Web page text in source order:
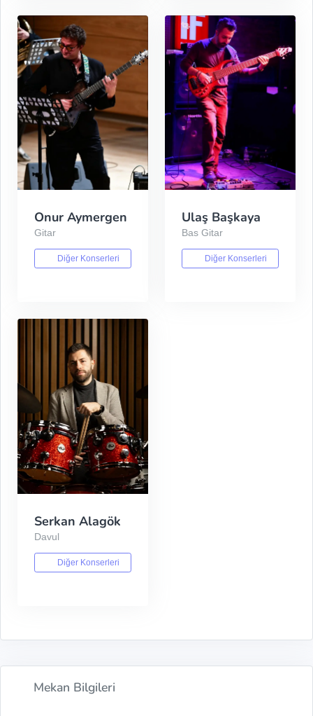
Onur Aymergen
Gitar
Diğer Konserleri
Ulaş Başkaya
Bas Gitar
Diğer Konserleri
Serkan Alagök
Davul
Diğer Konserleri
Mekan Bilgileri